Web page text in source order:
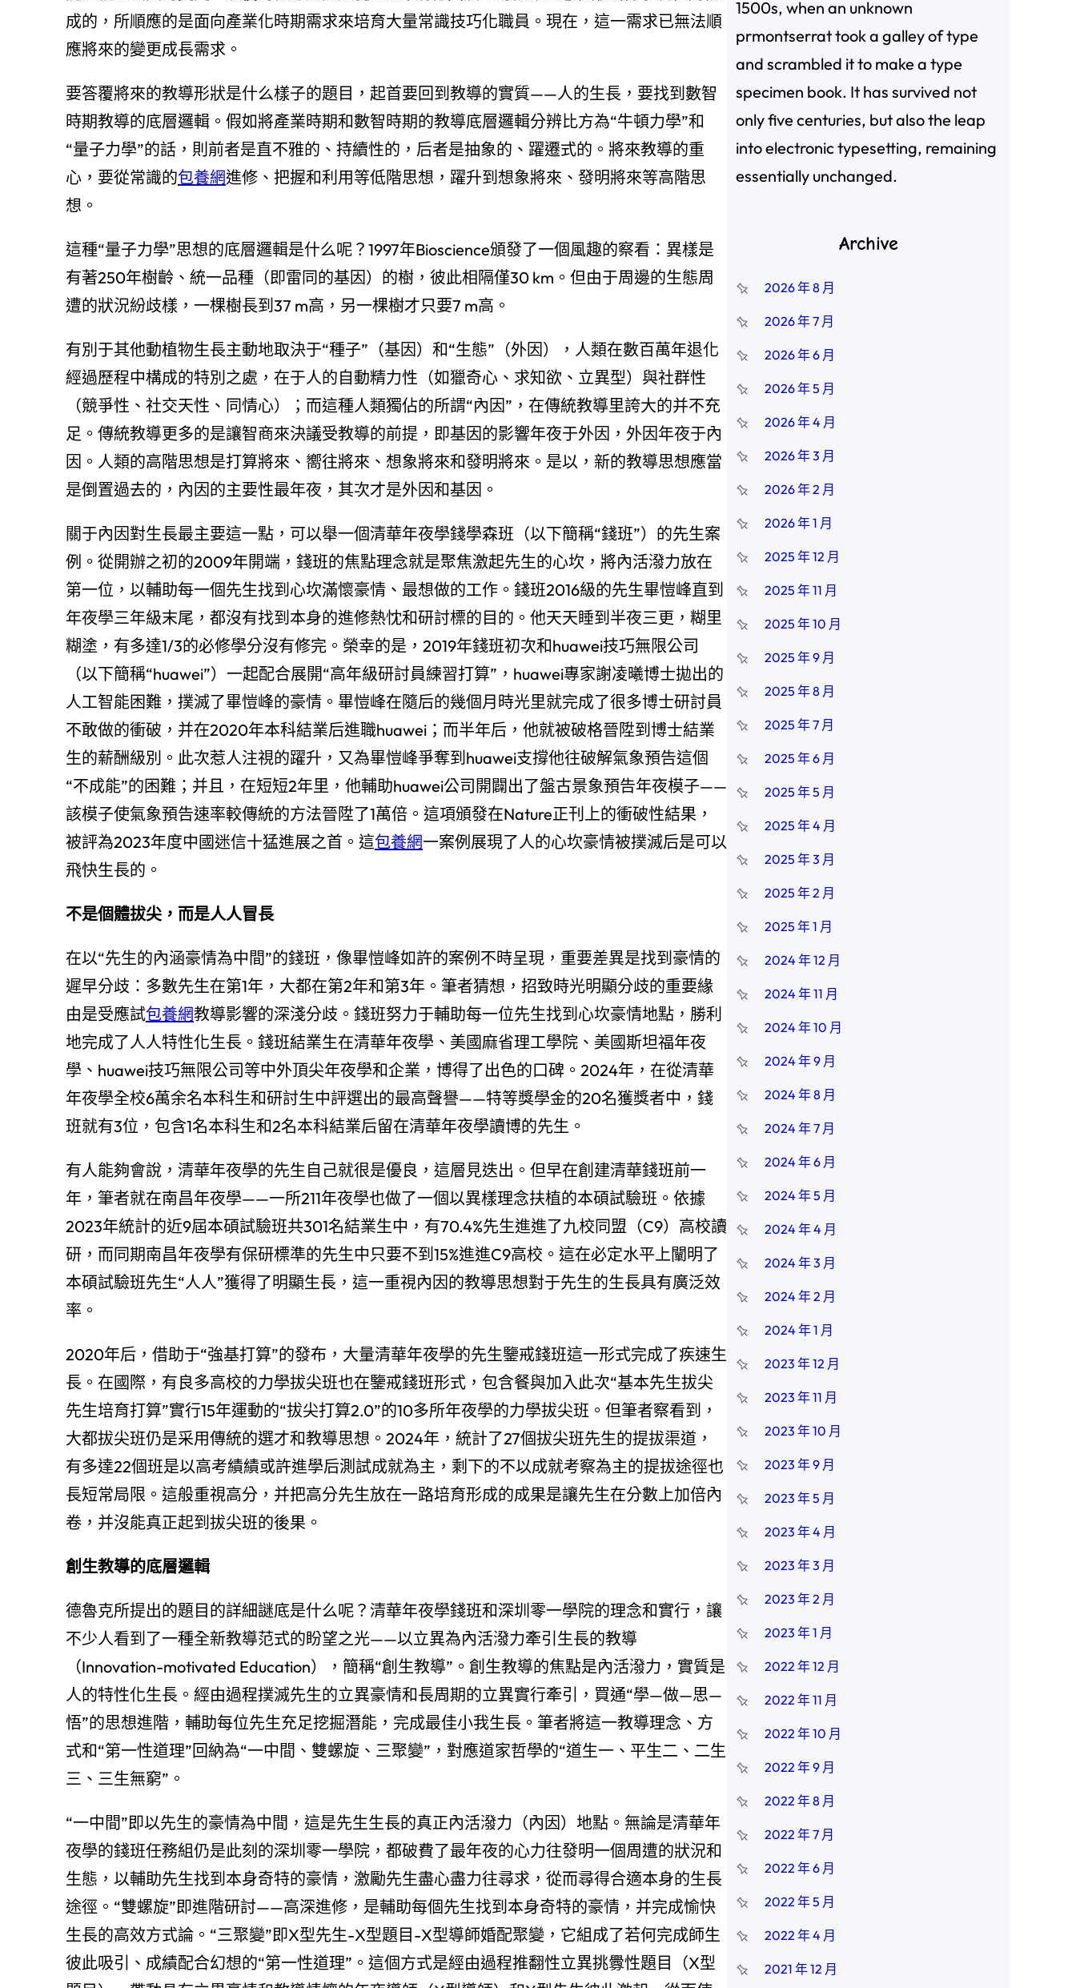
成的，所順應的是面向產業化時期需求來培育大量常識技巧化職員。現在，這一需求已無法順
應將來的變更成長需求。
要答覆將來的教導形狀是什么樣子的題目，起首要回到教導的實質——人的生長，要找到數智
時期教導的底層邏輯。假如將產業時期和數智時期的教導底層邏輯分辨比方為“牛頓力學”和
“量子力學”的話，則前者是直不雅的、持續性的，后者是抽象的、躍遷式的。將來教導的重
心，要從常識的包養網進修、把握和利用等低階思想，躍升到想象將來、發明將來等高階思
想。
這種“量子力學”思想的底層邏輯是什么呢？1997年Bioscience頒發了一個風趣的察看：異樣是
有著250年樹齡、統一品種（即雷同的基因）的樹，彼此相隔僅30 km。但由于周邊的生態周
遭的狀況紛歧樣，一棵樹長到37 m高，另一棵樹才只要7 m高。
有別于其他動植物生長主動地取決于“種子”（基因）和“生態”（外因），人類在數百萬年退化
經過歷程中構成的特別之處，在于人的自動精力性（如獵奇心、求知欲、立異型）與社群性
（競爭性、社交天性、同情心）；而這種人類獨佔的所謂“內因”，在傳統教導里誇大的并不充
足。傳統教導更多的是讓智商來決議受教導的前提，即基因的影響年夜于外因，外因年夜于內
因。人類的高階思想是打算將來、嚮往將來、想象將來和發明將來。是以，新的教導思想應當
是倒置過去的，內因的主要性最年夜，其次才是外因和基因。
關于內因對生長最主要這一點，可以舉一個清華年夜學錢學森班（以下簡稱“錢班”）的先生案
例。從開辦之初的2009年開端，錢班的焦點理念就是聚焦激起先生的心坎，將內活潑力放在
第一位，以輔助每一個先生找到心坎滿懷豪情、最想做的工作。錢班2016級的先生畢愷峰直到
年夜學三年級末尾，都沒有找到本身的進修熱忱和研討標的目的。他天天睡到半夜三更，糊里
糊塗，有多達1/3的必修學分沒有修完。榮幸的是，2019年錢班初次和huawei技巧無限公司
（以下簡稱“huawei”）一起配合展開“高年級研討員練習打算”，huawei專家謝凌曦博士拋出的
人工智能困難，撲滅了畢愷峰的豪情。畢愷峰在隨后的幾個月時光里就完成了很多博士研討員
不敢做的衝破，并在2020年本科結業后進職huawei；而半年后，他就被破格晉陞到博士結業
生的薪酬級別。此次惹人注視的躍升，又為畢愷峰爭奪到huawei支撐他往破解氣象預告這個
“不成能”的困難；并且，在短短2年里，他輔助huawei公司開闢出了盤古景象預告年夜模子——
該模子使氣象預告速率較傳統的方法晉陞了1萬倍。這項頒發在Nature正刊上的衝破性結果，
被評為2023年度中國迷信十猛進展之首。這包養網一案例展現了人的心坎豪情被撲滅后是可以
飛快生長的。
不是個體拔尖，而是人人冒長
在以“先生的內涵豪情為中間”的錢班，像畢愷峰如許的案例不時呈現，重要差異是找到豪情的
遲早分歧：多數先生在第1年，大都在第2年和第3年。筆者猜想，招致時光明顯分歧的重要緣
由是受應試包養網教導影響的深淺分歧。錢班努力于輔助每一位先生找到心坎豪情地點，勝利
地完成了人人特性化生長。錢班結業生在清華年夜學、美國麻省理工學院、美國斯坦福年夜
學、huawei技巧無限公司等中外頂尖年夜學和企業，博得了出色的口碑。2024年，在從清華
年夜學全校6萬余名本科生和研討生中評選出的最高聲譽——特等獎學金的20名獲獎者中，錢
班就有3位，包含1名本科生和2名本科結業后留在清華年夜學讀博的先生。
有人能夠會說，清華年夜學的先生自己就很是優良，這層見迭出。但早在創建清華錢班前一
年，筆者就在南昌年夜學——一所211年夜學也做了一個以異樣理念扶植的本碩試驗班。依據
2023年統計的近9屆本碩試驗班共301名結業生中，有70.4%先生進進了九校同盟（C9）高校讀
研，而同期南昌年夜學有保研標準的先生中只要不到15%進進C9高校。這在必定水平上闡明了
本碩試驗班先生“人人”獲得了明顯生長，這一重視內因的教導思想對于先生的生長具有廣泛效
率。
2020年后，借助于“強基打算”的發布，大量清華年夜學的先生鑒戒錢班這一形式完成了疾速生
長。在國際，有良多高校的力學拔尖班也在鑒戒錢班形式，包含餐與加入此次“基本先生拔尖
先生培育打算”實行15年運動的“拔尖打算2.0”的10多所年夜學的力學拔尖班。但筆者察看到，
大都拔尖班仍是采用傳統的選才和教導思想。2024年，統計了27個拔尖班先生的提拔渠道，
有多達22個班是以高考績績或許進學后測試成就為主，剩下的不以成就考察為主的提拔途徑也
長短常局限。這般重視高分，并把高分先生放在一路培育形成的成果是讓先生在分數上加倍內
卷，并沒能真正起到拔尖班的後果。
創生教導的底層邏輯
德魯克所提出的題目的詳細謎底是什么呢？清華年夜學錢班和深圳零一學院的理念和實行，讓
不少人看到了一種全新教導范式的盼望之光——以立異為內活潑力牽引生長的教導
（Innovation-motivated Education），簡稱“創生教導”。創生教導的焦點是內活潑力，實質是
人的特性化生長。經由過程撲滅先生的立異豪情和長周期的立異實行牽引，買通“學—做—思—
悟”的思想進階，輔助每位先生充足挖掘潛能，完成最佳小我生長。筆者將這一教導理念、方
式和“第一性道理”回納為“一中間、雙螺旋、三聚變”，對應道家哲學的“道生一、平生二、二生
三、三生無窮”。
“一中間”即以先生的豪情為中間，這是先生生長的真正內活潑力（內因）地點。無論是清華年
夜學的錢班任務組仍是此刻的深圳零一學院，都破費了最年夜的心力往發明一個周遭的狀況和
生態，以輔助先生找到本身奇特的豪情，激勵先生盡心盡力往尋求，從而尋得合適本身的生長
途徑。“雙螺旋”即進階研討——高深進修，是輔助每個先生找到本身奇特的豪情，并完成愉快
生長的高效方式論。“三聚變”即X型先生-X型題目-X型導師婚配聚變，它組成了若何完成師生
彼此吸引、成績配合幻想的“第一性道理”。這個方式是經由過程推翻性立異挑釁性題目（X型
1500s, when an unknown
prmontserrat took a galley of type
and scrambled it to make a type
specimen book. It has survived not
only five centuries, but also the leap
into electronic typesetting, remaining
essentially unchanged.
Archive
2026 年 8 月
2026 年 7 月
2026 年 6 月
2026 年 5 月
2026 年 4 月
2026 年 3 月
2026 年 2 月
2026 年 1 月
2025 年 12 月
2025 年 11 月
2025 年 10 月
2025 年 9 月
2025 年 8 月
2025 年 7 月
2025 年 6 月
2025 年 5 月
2025 年 4 月
2025 年 3 月
2025 年 2 月
2025 年 1 月
2024 年 12 月
2024 年 11 月
2024 年 10 月
2024 年 9 月
2024 年 8 月
2024 年 7 月
2024 年 6 月
2024 年 5 月
2024 年 4 月
2024 年 3 月
2024 年 2 月
2024 年 1 月
2023 年 12 月
2023 年 11 月
2023 年 10 月
2023 年 9 月
2023 年 5 月
2023 年 4 月
2023 年 3 月
2023 年 2 月
2023 年 1 月
2022 年 12 月
2022 年 11 月
2022 年 10 月
2022 年 9 月
2022 年 8 月
2022 年 7 月
2022 年 6 月
2022 年 5 月
2022 年 4 月
2021 年 12 月